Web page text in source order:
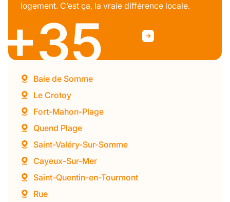
logement. C’est ça, la vraie différence locale.
+35
Baie de Somme
Le Crotoy
Fort-Mahon-Plage
Quend Plage
Saint-Valéry-Sur-Somme
Cayeux-Sur-Mer
Saint-Quentin-en-Tourmont
Rue